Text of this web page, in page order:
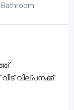
Bathroom
വില്പനക്ക്.